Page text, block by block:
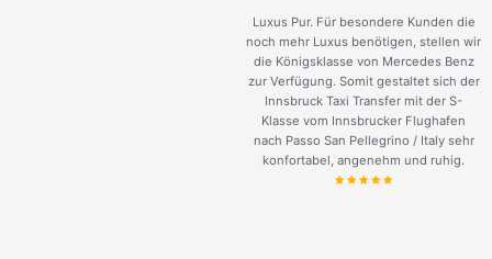
Luxus Pur. Für besondere Kunden die
noch mehr Luxus benötigen, stellen wir
die Königsklasse von Mercedes Benz
zur Verfügung. Somit gestaltet sich der
Innsbruck Taxi Transfer mit der S-
Klasse vom Innsbrucker Flughafen
nach Passo San Pellegrino / Italy sehr
konfortabel, angenehm und ruhig.